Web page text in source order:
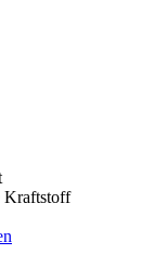
Kraftstoff